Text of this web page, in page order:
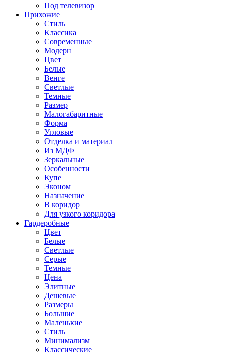
Под телевизор
Прихожие
Стиль
Классика
Современные
Модерн
Цвет
Белые
Венге
Светлые
Темные
Размер
Малогабаритные
Форма
Угловые
Отделка и материал
Из МДФ
Зеркальные
Особенности
Купе
Эконом
Назначение
В коридор
Для узкого коридора
Гардеробные
Цвет
Белые
Светлые
Серые
Темные
Цена
Элитные
Дешевые
Размеры
Большие
Маленькие
Стиль
Минимализм
Классические